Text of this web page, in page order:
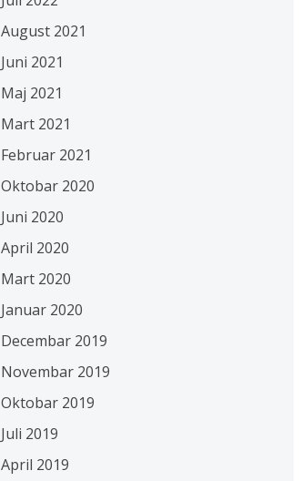
August 2021
Juni 2021
Maj 2021
Mart 2021
Februar 2021
Oktobar 2020
Juni 2020
April 2020
Mart 2020
Januar 2020
Decembar 2019
Novembar 2019
Oktobar 2019
Juli 2019
April 2019